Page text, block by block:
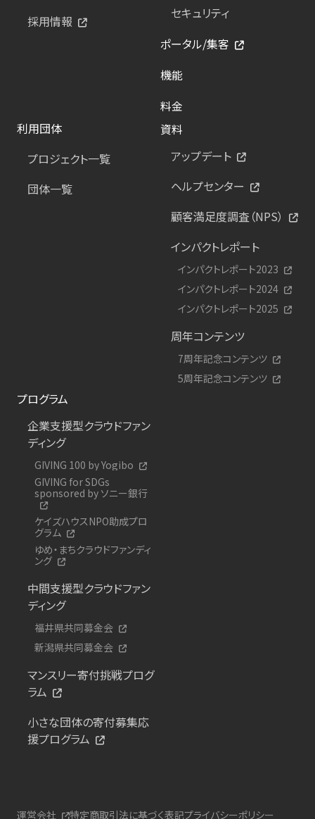
採用情報
セキュリティ
ポータル/集客
機能
料金
利用団体
プロジェクト一覧
団体一覧
資料
アップデート
ヘルプセンター
顧客満足度調査（NPS）
インパクトレポート
インパクトレポート2023
インパクトレポート2024
インパクトレポート2025
周年コンテンツ
7周年記念コンテンツ
5周年記念コンテンツ
プログラム
企業支援型クラウドファン
ディング
GIVING 100 by Yogibo
GIVING for SDGs
sponsored by ソニー銀行
ケイズハウスNPO助成プロ
グラム
ゆめ・まちクラウドファンディ
ング
中間支援型クラウドファン
ディング
福井県共同募金会
新潟県共同募金会
マンスリー寄付挑戦プログ
ラム
小さな団体の寄付募集応
援プログラム
運営会社 特定商取引法に基づく表記プライバシーポリシー